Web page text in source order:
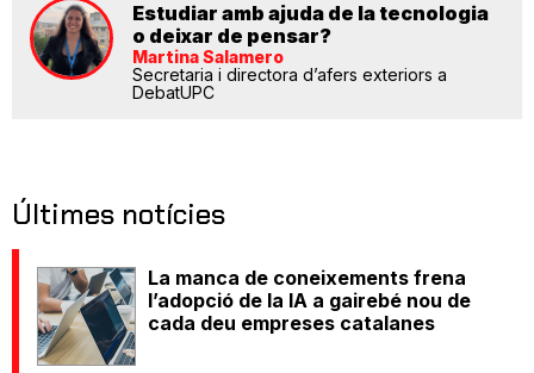
Estudiar amb ajuda de la tecnologia
o deixar de pensar?
Martina Salamero
Secretaria i directora d’afers exteriors a
DebatUPC
Últimes notícies
La manca de coneixements frena
l’adopció de la IA a gairebé nou de
cada deu empreses catalanes